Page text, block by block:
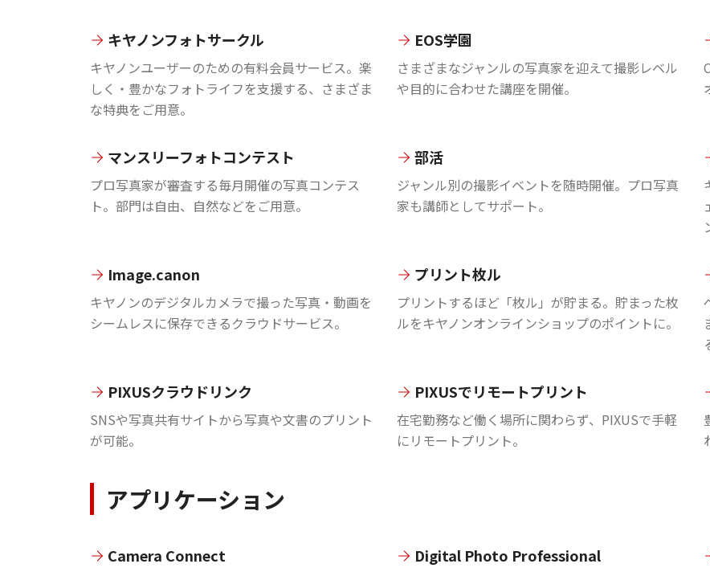
キヤノンフォトサークル
キヤノンユーザーのための有料会員サービス。楽
しく・豊かなフォトライフを支援する、さまざま
な特典をご用意。
EOS学園
さまざまなジャンルの写真家を迎えて撮影レベル
や目的に合わせた講座を開催。
マンスリーフォトコンテスト
プロ写真家が審査する毎月開催の写真コンテス
ト。部門は自由、自然などをご用意。
部活
ジャンル別の撮影イベントを随時開催。プロ写真
家も講師としてサポート。
Image.canon
キヤノンのデジタルカメラで撮った写真・動画を
シームレスに保存できるクラウドサービス。
プリント枚ル
プリントするほど「枚ル」が貯まる。貯まった枚
ルをキヤノンオンラインショップのポイントに。
PIXUSクラウドリンク
SNSや写真共有サイトから写真や文書のプリント
が可能。
PIXUSでリモートプリント
在宅勤務など働く場所に関わらず、PIXUSで手軽
にリモートプリント。
アプリケーション
Camera Connect Digital Photo Professional